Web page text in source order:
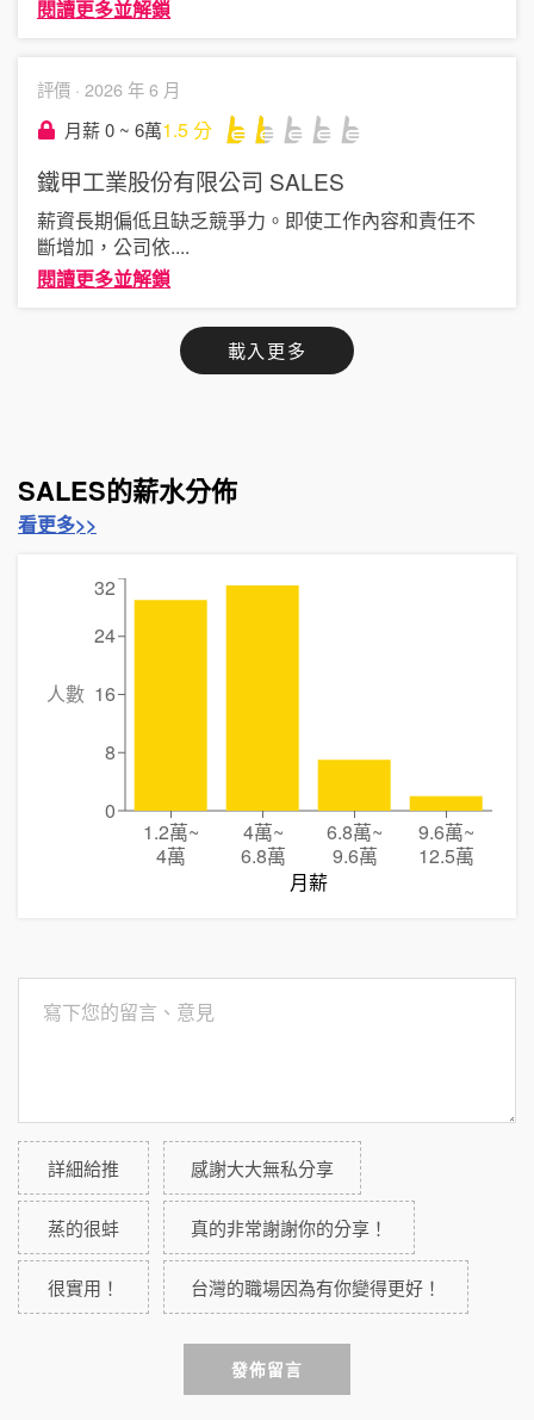
閱讀更多並解鎖
評價 · 2026 年 6 月
月薪 0 ~ 6萬1.5分
鐵甲工業股份有限公司 SALES
薪資長期偏低且缺乏競爭力。即使工作內容和責任不
斷增加，公司依....
閱讀更多並解鎖
載入更多
SALES的薪水分佈
看更多>>
1.2萬~
4萬
4萬~
6.8萬
6.8萬~
9.6萬
9.6萬~
12.5萬
月薪
0
8
16
24
32
人數
詳細給推 感謝大大無私分享
蒸的很蚌 真的非常謝謝你的分享！
很實用！ 台灣的職場因為有你變得更好！
發佈留言